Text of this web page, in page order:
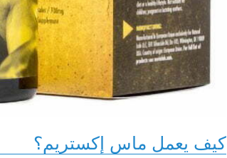
كيف يعمل ماس إكستريم؟